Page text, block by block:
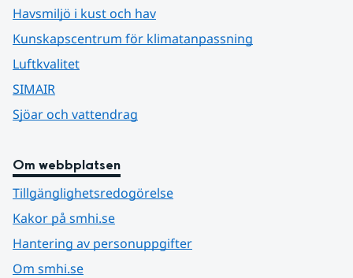
Havsmiljö i kust och hav
Kunskapscentrum för klimatanpassning
Luftkvalitet
SIMAIR
Sjöar och vattendrag
Om webbplatsen
Tillgänglighetsredogörelse
Kakor på smhi.se
Hantering av personuppgifter
Om smhi.se